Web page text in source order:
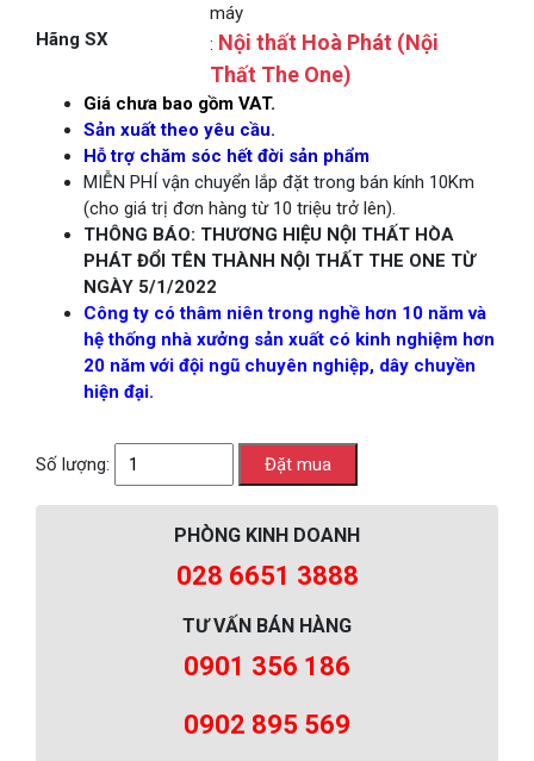
máy
Hãng SX
: Nội thất Hoà Phát (Nội
Thất The One)
Giá chưa bao gồm VAT.
Sản xuất theo yêu cầu.
Hỗ trợ chăm sóc hết đời sản phẩm
MIỄN PHÍ vận chuyển lắp đặt trong bán kính 10Km
(cho giá trị đơn hàng từ 10 triệu trở lên).
THÔNG BÁO: THƯƠNG HIỆU NỘI THẤT HÒA
PHÁT ĐỔI TÊN THÀNH NỘI THẤT THE ONE TỪ
NGÀY 5/1/2022
Công ty có thâm niên trong nghề hơn 10 năm và
hệ thống nhà xưởng sản xuất có kinh nghiệm hơn
20 năm với đội ngũ chuyên nghiệp, dây chuyền
hiện đại.
Số lượng:
PHÒNG KINH DOANH
028 6651 3888
TƯ VẤN BÁN HÀNG
0901 356 186
0902 895 569